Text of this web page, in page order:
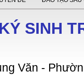
SINH
Văn -